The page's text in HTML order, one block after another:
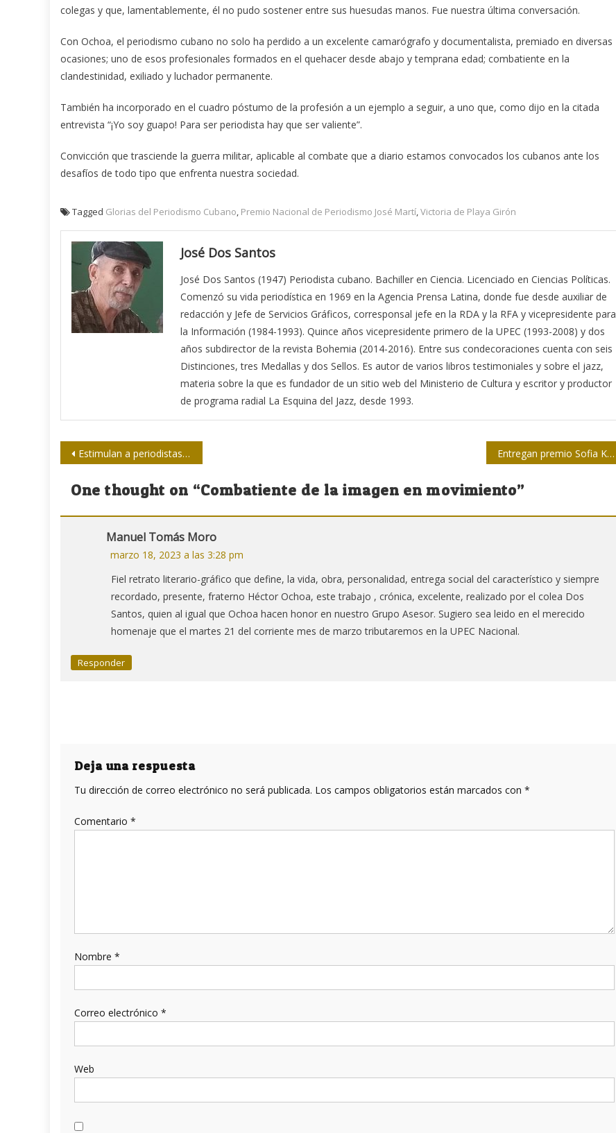
colegas y que, lamentablemente, él no pudo sostener entre sus huesudas manos. Fue nuestra última conversación.
Con Ochoa, el periodismo cubano no solo ha perdido a un excelente camarógrafo y documentalista, premiado en diversas
ocasiones; uno de esos profesionales formados en el quehacer desde abajo y temprana edad; combatiente en la
clandestinidad, exiliado y luchador permanente.
También ha incorporado en el cuadro póstumo de la profesión a un ejemplo a seguir, a uno que, como dijo en la citada
entrevista “¡Yo soy guapo! Para ser periodista hay que ser valiente”.
Convicción que trasciende la guerra militar, aplicable al combate que a diario estamos convocados los cubanos ante los
desafíos de todo tipo que enfrenta nuestra sociedad.
Tagged Glorias del Periodismo Cubano, Premio Nacional de Periodismo José Martí,Victoria de Playa Girón
José Dos Santos
José Dos Santos (1947) Periodista cubano. Bachiller en Ciencia. Licenciado en Ciencias Políticas.
Comenzó su vida periodística en 1969 en la Agencia Prensa Latina, donde fue desde auxiliar de
redacción y Jefe de Servicios Gráficos, corresponsal jefe en la RDA y la RFA y vicepresidente para
la Información (1984-1993). Quince años vicepresidente primero de la UPEC (1993-2008) y dos
años subdirector de la revista Bohemia (2014-2016). Entre sus condecoraciones cuenta con seis
Distinciones, tres Medallas y dos Sellos. Es autor de varios libros testimoniales y sobre el jazz,
materia sobre la que es fundador de un sitio web del Ministerio de Cultura y escritor y productor
de programa radial La Esquina del Jazz, desde 1993.
Navegación
de
Estimulan a periodistas santiagueros por la obra del año Entregan premio Sofia Kovalevskaya a investigadoras cubanas
One thought on “Combatiente de la imagen en movimiento”
Manuel Tomás Moro
marzo 18, 2023 a las 3:28 pm
Fiel retrato literario-gráfico que define, la vida, obra, personalidad, entrega social del característico y siempre
recordado, presente, fraterno Héctor Ochoa, este trabajo , crónica, excelente, realizado por el colea Dos
Santos, quien al igual que Ochoa hacen honor en nuestro Grupo Asesor. Sugiero sea leido en el merecido
homenaje que el martes 21 del corriente mes de marzo tributaremos en la UPEC Nacional.
Responder
Deja una respuesta
Tu dirección de correo electrónico no será publicada. Los campos obligatorios están marcados con *
Comentario *
Nombre *
Correo electrónico *
Web